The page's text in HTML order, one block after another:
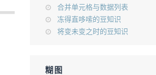
合并单元格与数据列表
冻得直哆嗦的豆知识
将变未变之时的豆知识
糊图